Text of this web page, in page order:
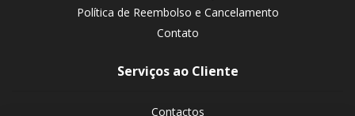
Política de Reembolso e Cancelamento
Contato
Serviços ao Cliente
Contactos